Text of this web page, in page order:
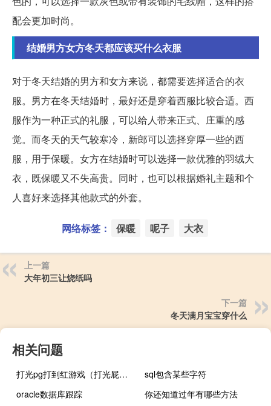
配会更加时尚。
结婚男方女方冬天都应该买什么衣服
对于冬天结婚的男方和女方来说，都需要选择适合的衣
服。男方在冬天结婚时，最好还是穿着西服比较合适。西
服作为一种正式的礼服，可以给人带来正式、庄重的感
觉。而冬天的天气较寒冷，新郎可以选择穿厚一些的西
服，用于保暖。女方在结婚时可以选择一款优雅的羽绒大
衣，既保暖又不失高贵。同时，也可以根据婚礼主题和个
人喜好来选择其他款式的外套。
网络标签： 保暖 呢子 大衣
上一篇
大年初三让烧纸吗
下一篇
冬天满月宝宝穿什么
相关问题
打光pg打到红游戏（打光屁股游戏）
sql包含某些字符
oracle数据库跟踪
你还知道过年有哪些方法